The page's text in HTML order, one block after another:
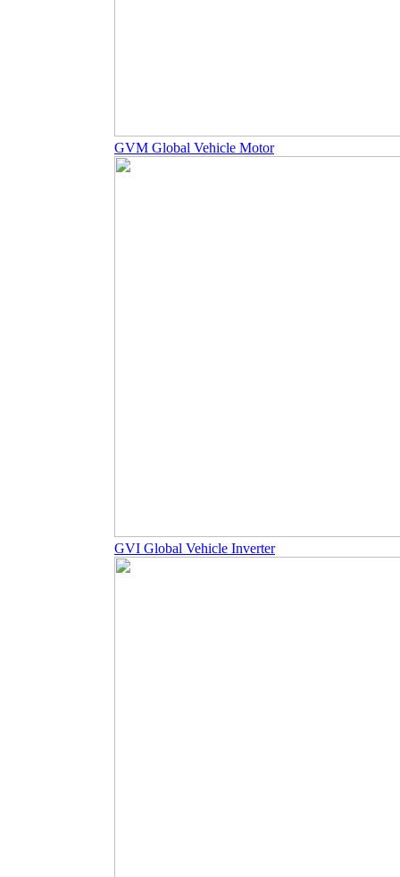
GVM Global Vehicle Motor
GVI Global Vehicle Inverter